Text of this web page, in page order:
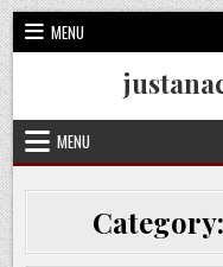
Skip
to
content
MENU
MENU